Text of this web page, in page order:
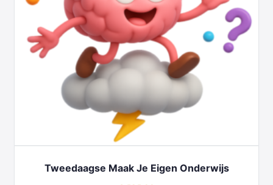
Tweedaagse Maak Je Eigen Onderwijs